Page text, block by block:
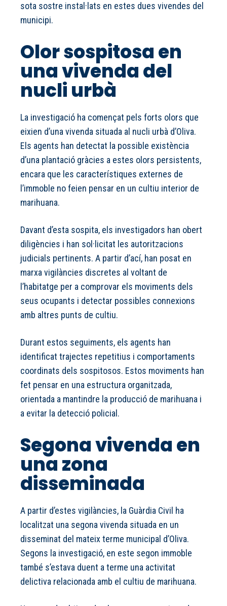
sota sostre instal·lats en estes dues vivendes del
municipi.
Olor sospitosa en
una vivenda del
nucli urbà
La investigació ha començat pels forts olors que
eixien d’una vivenda situada al nucli urbà d’Oliva.
Els agents han detectat la possible existència
d’una plantació gràcies a estes olors persistents,
encara que les característiques externes de
l’immoble no feien pensar en un cultiu interior de
marihuana.
Davant d’esta sospita, els investigadors han obert
diligències i han sol·licitat les autoritzacions
judicials pertinents. A partir d’ací, han posat en
marxa vigilàncies discretes al voltant de
l’habitatge per a comprovar els moviments dels
seus ocupants i detectar possibles connexions
amb altres punts de cultiu.
Durant estos seguiments, els agents han
identificat trajectes repetitius i comportaments
coordinats dels sospitosos. Estos moviments han
fet pensar en una estructura organitzada,
orientada a mantindre la producció de marihuana i
a evitar la detecció policial.
Segona vivenda en
una zona
disseminada
A partir d’estes vigilàncies, la Guàrdia Civil ha
localitzat una segona vivenda situada en un
disseminat del mateix terme municipal d’Oliva.
Segons la investigació, en este segon immoble
també s’estava duent a terme una activitat
delictiva relacionada amb el cultiu de marihuana.